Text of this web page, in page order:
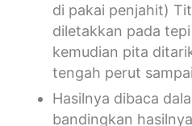
di pakai penjahit)
diletakkan pada
kemudian pita
tengah perut
Hasilnya dibaca
bandingkan